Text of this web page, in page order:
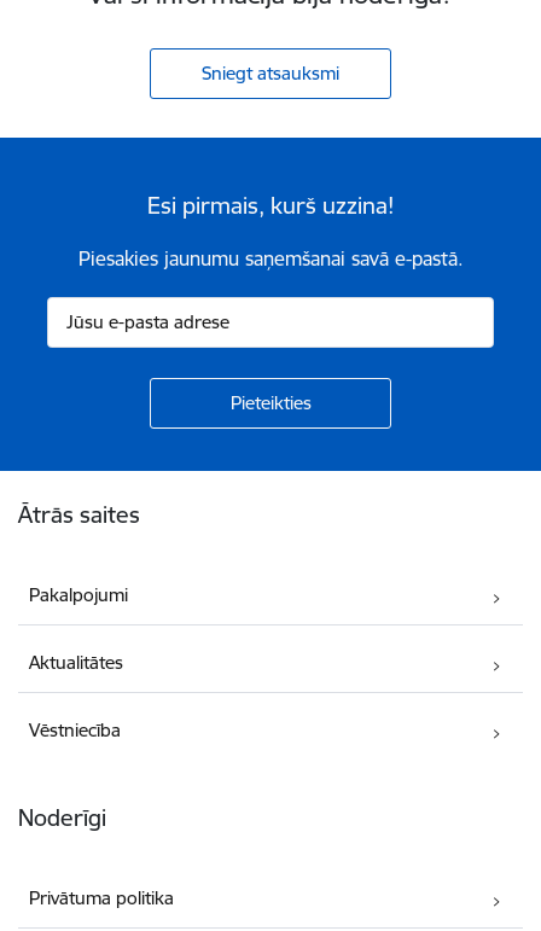
Sniegt atsauksmi
Esi pirmais, kurš uzzina!
Piesakies jaunumu saņemšanai savā e-pastā.
Ātrās saites
Pakalpojumi
Aktualitātes
Vēstniecība
Noderīgi
Privātuma politika